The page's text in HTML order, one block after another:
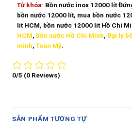
Từ khóa: Bồn nước inox 12000 lít
bồn nước 12000 lít, mua bồn nước
lít HCM, bồn nước 12000 lít Hồ Chí
HCM, bồn nước Hồ Chí Minh, Đại lý
minh, Toàn Mỹ.
0/5 (0 Reviews)
SẢN PHẨM TƯƠNG TỰ